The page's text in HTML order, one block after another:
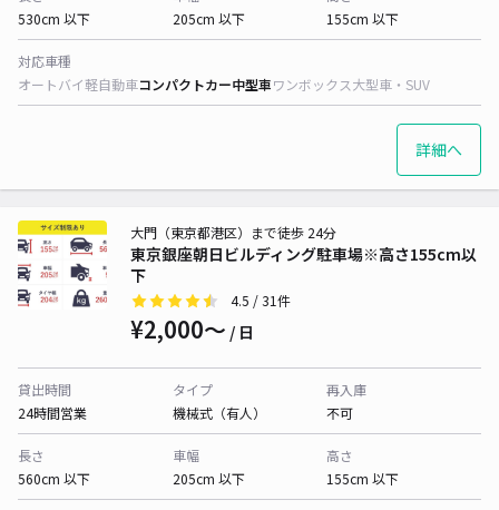
530cm 以下
205cm 以下
155cm 以下
対応車種
オートバイ軽自動車コンパクトカー中型車ワンボックス大型車・SUV
詳細へ
東京銀座朝日ビルディング駐車場※高さ155cm以
下
大門（東京都港区）まで徒歩 24分
4.5 / 31件
¥2,000〜 / 日
貸出時間
24時間営業
タイプ
機械式（有人）
再入庫
不可
長さ
560cm 以下
車幅
205cm 以下
高さ
155cm 以下